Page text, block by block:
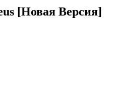
[Новая Версия]